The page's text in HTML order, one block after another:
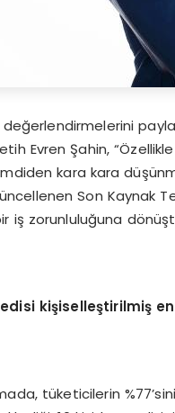
değerlendirmelerini
Evren Şahin,
kara kara
Son Kaynak
iş zorunluluğuna
kişiselleştirilmiş
tüketicilerin